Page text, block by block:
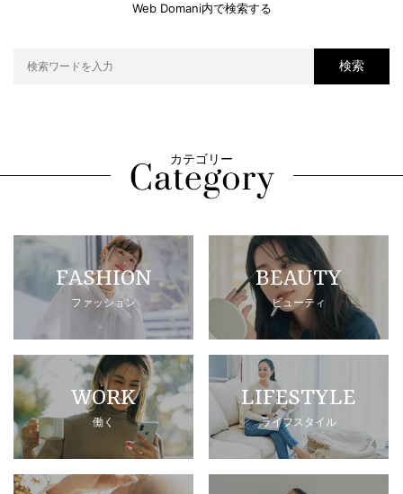
Web Domani内で検索する
検索
カテゴリー
FASHION
ファッション
BEAUTY
ビューティ
WORK
働く
LIFESTYLE
ライフスタイル